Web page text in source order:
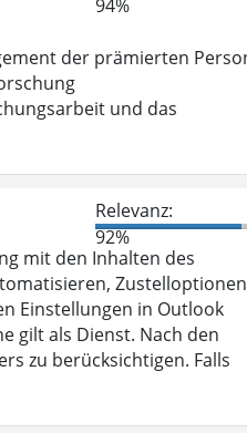
94%
der prämierten
und das
Relevanz:
92%
mit den Inhalten des
Zustelloptionen
Einstellungen in Outlook
gilt als Dienst. Nach den
zu berücksichtigen. Falls